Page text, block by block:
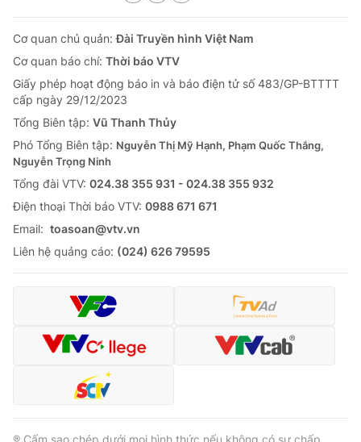
Cơ quan chủ quản:Đài Truyền hình Việt Nam
Cơ quan báo chí: Thời báo VTV
Giấy phép hoạt động báo in và báo điện tử số 483/GP-BTTTT
cấp ngày 29/12/2023
Tổng Biên tập: Vũ Thanh Thủy
Phó Tổng Biên tập: Nguyễn Thị Mỹ Hạnh, Phạm Quốc Thắng,
Nguyễn Trọng Ninh
Tổng đài VTV: 024.38 355 931 - 024.38 355 932
Ðiện thoại Thời báo VTV: 0988 671 671
Email: toasoan@vtv.vn
Liên hệ quảng cáo: (024) 626 79595
® Cấm sao chép dưới mọi hình thức nếu không có sự chấp